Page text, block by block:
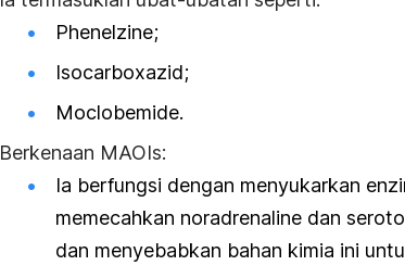
Phenelzine;
Isocarboxazid;
Moclobemide.
Berkenaan MAOIs:
Ia berfungsi dengan menyukarkan
memecahkan noradrenaline dan
dan menyebabkan bahan kimia ini